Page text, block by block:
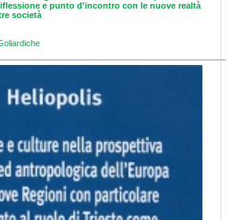
e punto d'incontro con le nuove realtà
società